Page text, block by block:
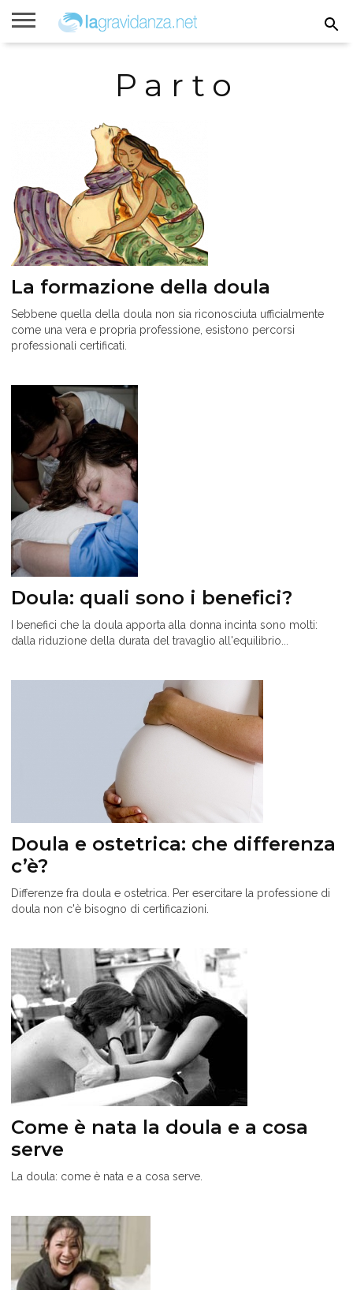
Parto
La formazione della doula
Sebbene quella della doula non sia riconosciuta ufficialmente
come una vera e propria professione, esistono percorsi
professionali certificati.
Doula: quali sono i benefici?
I benefici che la doula apporta alla donna incinta sono molti:
dalla riduzione della durata del travaglio all'equilibrio...
Doula e ostetrica: che differenza
c’è?
Differenze fra doula e ostetrica. Per esercitare la professione di
doula non c'è bisogno di certificazioni.
Come è nata la doula e a cosa
serve
La doula: come è nata e a cosa serve.